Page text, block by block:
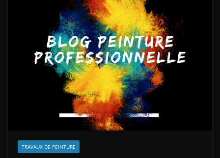
TRAVAUX DE PEINTURE